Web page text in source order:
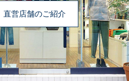
直営店舗のご紹介